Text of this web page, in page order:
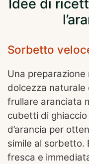
Idee di
Sorbetto
Una
dolcezza naturale
frullare aranciata
cubetti di ghiaccio
d’arancia per
simile al sorbetto.
fresca e